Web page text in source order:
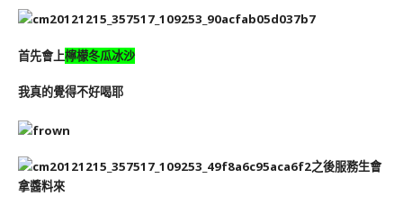
首先會上檸檬冬瓜冰沙
我真的覺得不好喝耶
之後服務生會
拿醬料來